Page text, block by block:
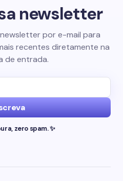
newsletter
por e-mail para
recentes diretamente na
de entrada.
zero spam. ✨